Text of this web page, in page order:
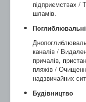
підприємствах /
шламів.
каналів /
причалів,
пляжів /
надзвичайних
Будівництво